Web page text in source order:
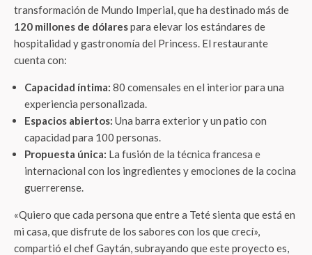
transformación de Mundo Imperial, que ha destinado más de
120 millones de dólarespara elevar los estándares de
hospitalidad y gastronomía del Princess. El restaurante
cuenta con:
Capacidad íntima: 80 comensales en el interior para una
experiencia personalizada.
Espacios abiertos: Una barra exterior y un patio con
capacidad para 100 personas.
Propuesta única: La fusión de la técnica francesa e
internacional con los ingredientes y emociones de la cocina
guerrerense.
«Quiero que cada persona que entre a Teté sienta que está en
mi casa, que disfrute de los sabores con los que crecí»,
compartió el chef Gaytán, subrayando que este proyecto es,